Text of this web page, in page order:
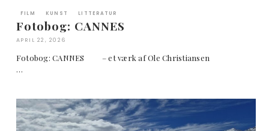
FILM KUNST LITTERATUR
Fotobog: CANNES
APRIL 22, 2026
Fotobog: CANNES – et værk af Ole Christiansen
…